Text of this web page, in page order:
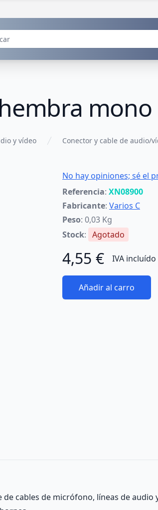
y vídeo Conector y cable de audio/
No hay opiniones; sé el
Referencia: XN08900
Fabricante: Varios C
Peso: 0,03 Kg
Stock: Agotado
4,55 € IVA incluído
Añadir al carro
cables de micrófono, líneas de audio